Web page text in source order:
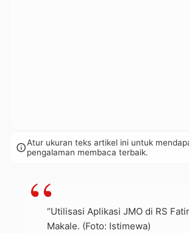
infoAtur ukuran teks artikel ini untuk
pengalaman membaca terbaik.
“Utilisasi Aplikasi JMO di RS
Makale. (Foto: Istimewa)